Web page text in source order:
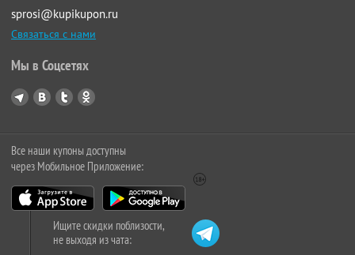
sprosi@kupikupon.ru
Связаться с нами
Мы в Соцсетях
Все наши купоны доступны
через Мобильное Приложение:
Ищите скидки поблизости,
не выходя из чата: